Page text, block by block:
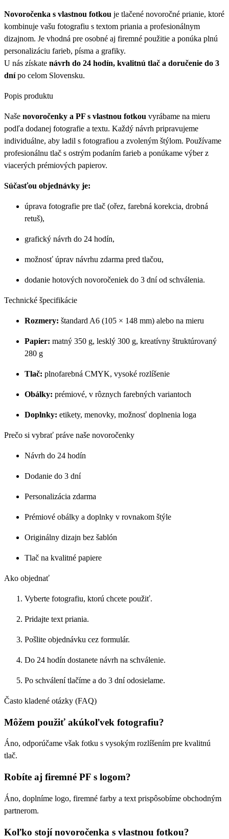
Novoročenka s vlastnou fotkou je tlačené novoročné prianie, ktoré
kombinuje vašu fotografiu s textom priania a profesionálnym
dizajnom. Je vhodná pre osobné aj firemné použitie a ponúka plnú
personalizáciu farieb, písma a grafiky.
U nás získate návrh do 24 hodín, kvalitnú tlač a doručenie do 3
dnípo celom Slovensku.
Popis produktu
Naše novoročenky a PF s vlastnou fotkou vyrábame na mieru
podľa dodanej fotografie a textu. Každý návrh pripravujeme
individuálne, aby ladil s fotografiou a zvoleným štýlom. Používame
profesionálnu tlač s ostrým podaním farieb a ponúkame výber z
viacerých prémiových papierov.
Súčasťou objednávky je:
úprava fotografie pre tlač (ořez, farebná korekcia, drobná
retuš),
grafický návrh do 24 hodín,
možnosť úprav návrhu zdarma pred tlačou,
dodanie hotových novoročeniek do 3 dní od schválenia.
Technické špecifikácie
Rozmery: štandard A6 (105 × 148 mm) alebo na mieru
Papier: matný 350 g, lesklý 300 g, kreatívny štruktúrovaný
280 g
Tlač: plnofarebná CMYK, vysoké rozlíšenie
Obálky: prémiové, v rôznych farebných variantoch
Doplnky: etikety, menovky, možnosť doplnenia loga
Prečo si vybrať práve naše novoročenky
Návrh do 24 hodín
Dodanie do 3 dní
Personalizácia zdarma
Prémiové obálky a doplnky v rovnakom štýle
Originálny dizajn bez šablón
Tlač na kvalitné papiere
Ako objednať
Vyberte fotografiu, ktorú chcete použiť.
Pridajte text priania.
Pošlite objednávku cez formulár.
Do 24 hodín dostanete návrh na schválenie.
Po schválení tlačíme a do 3 dní odosielame.
Často kladené otázky (FAQ)
Môžem použiť akúkoľvek fotografiu?
Áno, odporúčame však fotku s vysokým rozlíšením pre kvalitnú
tlač.
Robíte aj firemné PF s logom?
Áno, doplníme logo, firemné farby a text prispôsobíme obchodným
partnerom.
Koľko stojí novoročenka s vlastnou fotkou?